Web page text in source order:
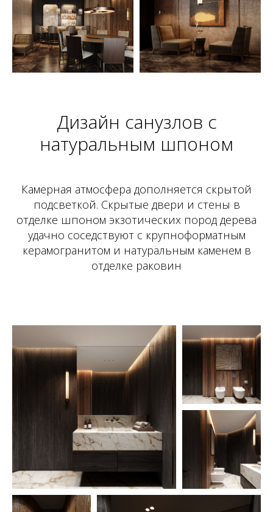
Дизайн санузлов с
натуральным шпоном
Камерная атмосфера дополняется скрытой
подсветкой. Скрытые двери и стены в
отделке шпоном экзотических пород дерева
удачно соседствуют с крупноформатным
керамогранитом и натуральным каменем в
отделке раковин